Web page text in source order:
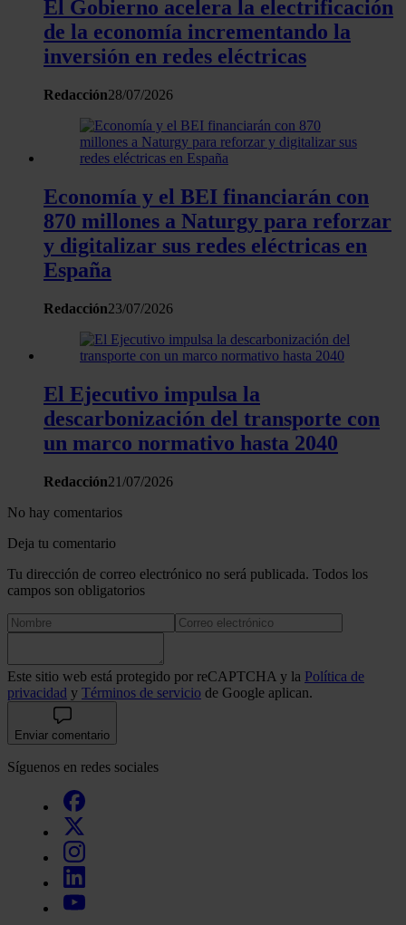
El Gobierno acelera la electrificación
de la economía incrementando la
inversión en redes eléctricas
Redacción28/07/2026
Economía y el BEI financiarán con
870 millones a Naturgy para reforzar
y digitalizar sus redes eléctricas en
España
Redacción23/07/2026
El Ejecutivo impulsa la
descarbonización del transporte con
un marco normativo hasta 2040
Redacción21/07/2026
No hay comentarios
Deja tu comentario
Tu dirección de correo electrónico no será publicada. Todos los
campos son obligatorios
Este sitio web está protegido por reCAPTCHA y la Política de
privacidad y Términos de servicio de Google aplican.
Enviar comentario
Síguenos en redes sociales